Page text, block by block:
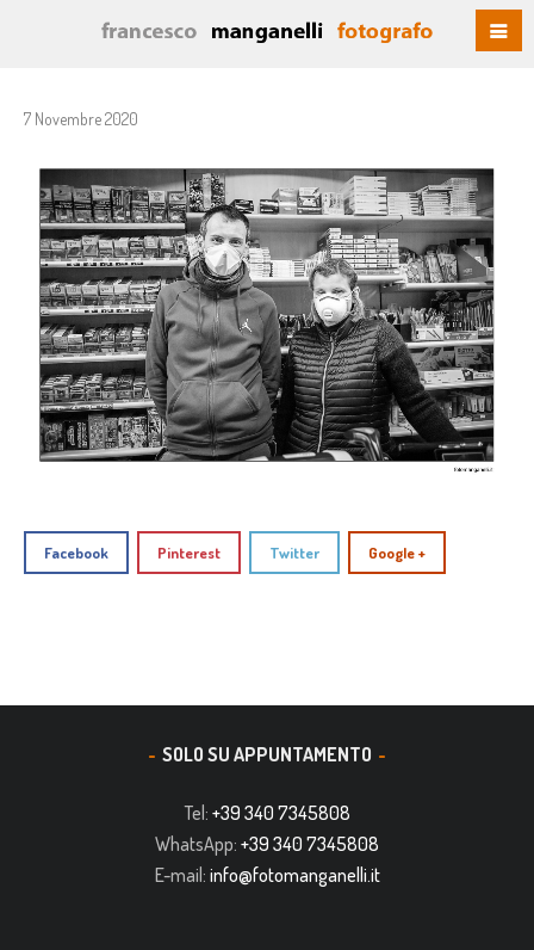
7 Novembre 2020
Facebook Pinterest Twitter Google +
SOLO SU APPUNTAMENTO
Tel: +39 340 7345808
WhatsApp: +39 340 7345808
E-mail: info@fotomanganelli.it